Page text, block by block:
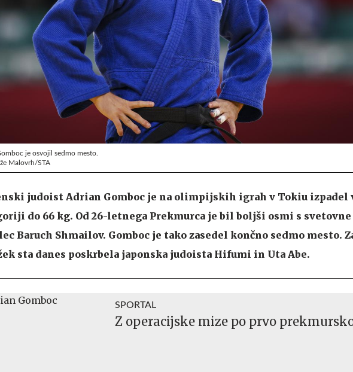
je osvojil sedmo mesto.
Malovrh/STA
judoist Adrian Gomboc je na olimpijskih igrah v Tokiu izpadel
do 66 kg. Od 26-letnega Prekmurca je bil boljši osmi s
Baruch Shmailov. Gomboc je tako zasedel končno sedmo mesto.
sta danes poskrbela japonska judoista Hifumi in Uta Abe.
SPORTAL
Z operacijske mize po prvo